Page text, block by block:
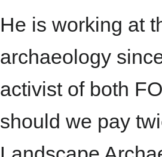
He is working at
archaeology
activist of both
should we pay